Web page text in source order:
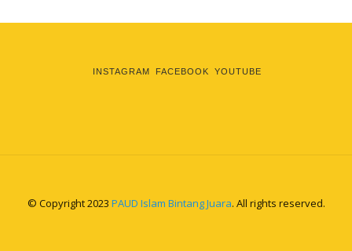
INSTAGRAM FACEBOOK YOUTUBE
© Copyright 2023 PAUD Islam Bintang Juara. All rights reserved.